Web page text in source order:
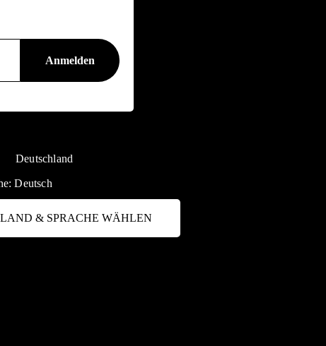
Deutschland
Deutsch
LAND & SPRACHE WÄHLEN